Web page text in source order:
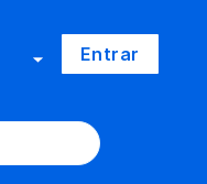
Entrar